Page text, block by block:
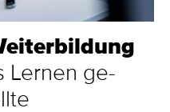
Lernen ge­